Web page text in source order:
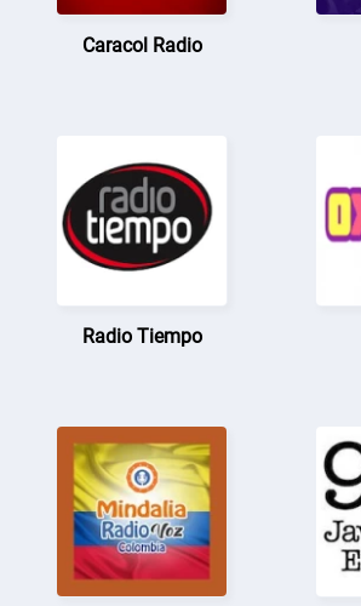
Caracol Radio
Radio Tiempo